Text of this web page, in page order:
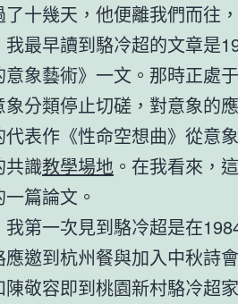
了十幾天，他便離我們而往
我最早讀到駱冷超的文章是
意象藝術》一文。那時正處
象分類停止切磋，對意象的
代表作《性命空想曲》從意
共識教學場地 。在我看來，
篇論文。
我第一次見到駱冷超是在
應邀到杭州餐與加入中秋詩
陳敬容即到桃園新村駱冷超